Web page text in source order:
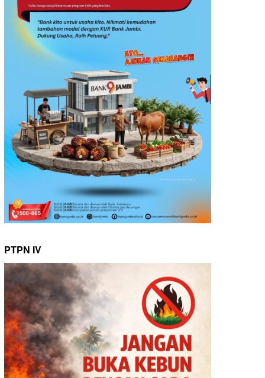
PTPN IV